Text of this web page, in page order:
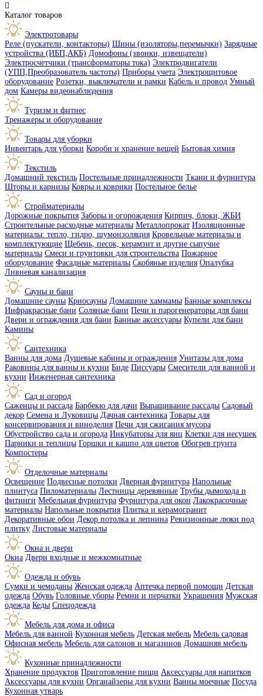

Каталог товаров
Электротовары
Реле (пускатели, контакторы) Шины (изоляторы,перемычки) Зарядные
устройства (ИБП,АКБ) Домофоны (звонки, извещатели)
Электросчетчики (трансформаторы тока) Электродвигатели
(УПП,Преобразователь частоты) Приборы учета Электрощитовое
оборудование Розетки, выключатели и рамки Кабель и провод Умный
дом Камеры видеонаблюдения
Туризм и фитнес
Тренажеры и оборудование
Товары для уборки
Инвентарь для уборки Короби и хранение вещей Бытовая химия
Текстиль
Домашний текстиль Постельные принадлежности Ткани и фурнитура
Шторы и карнизы Ковры и коврики Постельное белье
Стройматериалы
Дорожные покрытия Заборы и огорождения Кирпич, блоки, ЖБИ
Строительные расходные материалы Металлопрокат Изоляционные
материалы: тепло, гидро, шумоизоляция Кровельные материалы и
комплектующие Щебень, песок, керамзит и другие сыпучие
материалы Смеси и грунтовки для строительства Пожарное
оборудование Фасадные материалы Скобяные изделия Опалубка
Ливневая канализация
Сауны и бани
Домашние сауны Криосауны Домашние хаммамы Банные комплексы
Инфракрасные бани Соляные бани Печи и парогенераторы для бани
Двери и ограждения для бани Банные аксессуары Купели для бани
Камины
Сантехника
Ванны для дома Душевые кабины и ограждения Унитазы для дома
Раковины для ванны и кухни Биде Писсуары Смесители для ванной и
кухни Инженерная сантехника
Сад и огород
Саженцы и рассада Барбекю для дачи Выращивание рассады Садовый
декор Семена и Луковицы Дачная сантехника Товары для
консервирования и виноделия Печи для сжигания мусора
Обустройство сада и огорода Инкубаторы для яиц Клетки для несушек
Парники и теплицы Горшки и кашпо для цветов Обогрев грунта
Компостеры
Отделочные материалы
Освещение Подвесные потолки Дверная фурнитура Напольные
плинтуса Пиломатериалы Лестницы деревянные Трубы дымохода и
фитинги Мебельная фурнитура Фурнитура для окон Лакокрасочные
материалы Напольные покрытия Плитка и керамогранит
Декоративные обои Декор потолка и лепнина Ревизионные люки под
плитку Листовые материалы
Окна и двери
Окна Двери входные и межкомнатные
Одежда и обувь
Сумки и чемоданы Женская одежда Аптечка первой помощи Детская
одежда Обувь Головные уборы Ремни и перчатки Украшения Мужская
одежда Кеды Спецодежда
Мебель для дома и офиса
Мебель для ванной Кухонная мебель Детская мебель Мебель садовая
Офисная мебель Мебель для салонов и магазинов Домашняя мебель
Кухонные принадлежности
Хранение продуктов Приготовление пищи Аксессуары для напитков
Аксессуары для кухни Органайзеры для кухни Ванны моечные Посуда
Кухонная утварь